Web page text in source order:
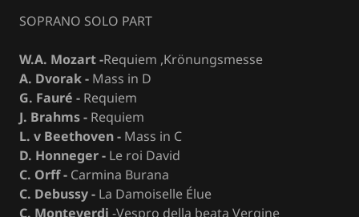
SOPRANO SOLO PART
W.A. Mozart-Requiem ,Krönungsmesse
A. Dvorak - Mass in D
G. Fauré - Requiem
J. Brahms - Requiem
L. v Beethoven - Mass in C
D. Honneger - Le roi David
C. Orff - Carmina Burana
C. Debussy - La Damoiselle Élue
C. Monteverdi -Vespro della beata Vergine